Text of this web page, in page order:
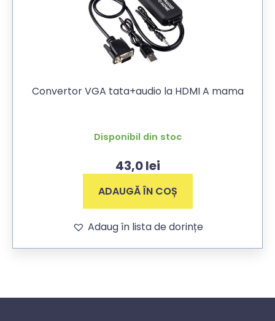
Convertor VGA tata+audio la HDMI A mama
Disponibil din stoc
43,0lei
ADAUGĂ ÎN COȘ
Adaug în lista de dorințe